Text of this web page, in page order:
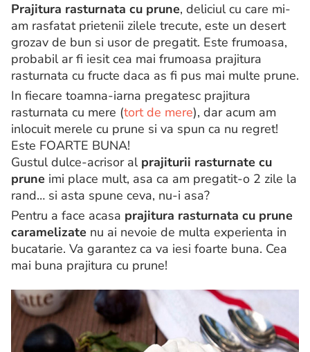
Prajitura rasturnata cu prune, deliciul cu care mi-
am rasfatat prietenii zilele trecute, este un desert
grozav de bun si usor de pregatit. Este frumoasa,
probabil ar fi iesit cea mai frumoasa prajitura
rasturnata cu fructe daca as fi pus mai multe prune.
In fiecare toamna-iarna pregatesc prajitura
rasturnata cu mere (tort de mere), dar acum am
inlocuit merele cu prune si va spun ca nu regret!
Este FOARTE BUNA!
Gustul dulce-acrisor al prajiturii rasturnate cu
prune imi place mult, asa ca am pregatit-o 2 zile la
rand… si asta spune ceva, nu-i asa?
Pentru a face acasa prajitura rasturnata cu prune
caramelizate nu ai nevoie de multa experienta in
bucatarie. Va garantez ca va iesi foarte buna. Cea
mai buna prajitura cu prune!